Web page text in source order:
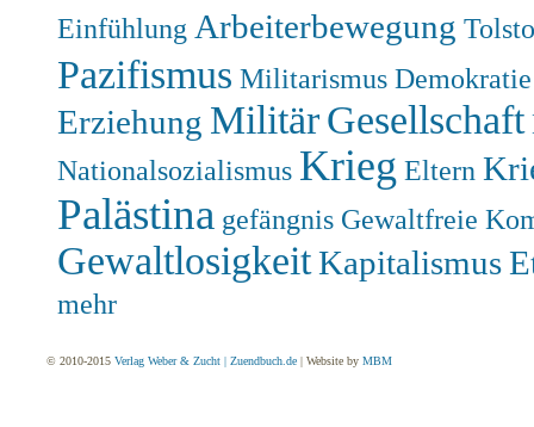
Einfühlung Arbeiterbewegung
Pazifismus Militarismus Demokratie
Erziehung MilitärGesellschaft
Nationalsozialismus Krieg Eltern
Palästina gefängnis Gewaltfreie
GewaltlosigkeitKapitalismus
mehr
© 2010-2015Verlag Weber & Zucht | Zuendbuch.de | Website byMBM